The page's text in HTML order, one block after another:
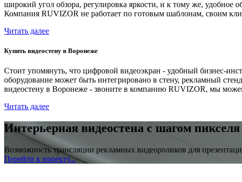
широкий угол обзора, регулировка яркости, и к тому же,
Компания RUVIZOR не работает по готовым шаблонам, своим
Читать далее
Купить видеостену в Воронеже
Стоит упомянуть, что цифровой видеоэкран - удобный бизнес-
оборудование может быть интегрировано в стену, рекламный
видеостену в Воронеже - звоните в компанию RUVIZOR, мы
Читать далее
Интерьерная видеостена с шагом
Возможность трансляции рекламных видеороликов для
Перейти к проекту...